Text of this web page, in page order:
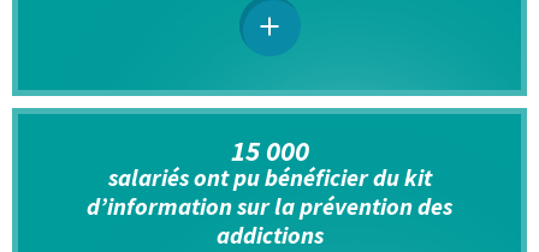
15 000
salariés ont pu bénéficier du kit
d’information sur la prévention des
addictions